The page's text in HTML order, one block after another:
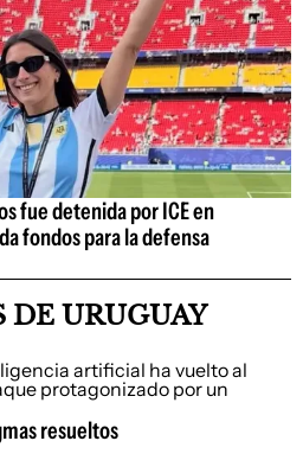
fue detenida por ICE en
fondos para la defensa
URUGUAY
resueltos